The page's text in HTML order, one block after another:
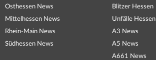
Osthessen News
Mittelhessen News
Rhein-Main News
Südhessen News
Blitzer Hessen
Unfälle Hessen
A3 News
A5 News
A661 News